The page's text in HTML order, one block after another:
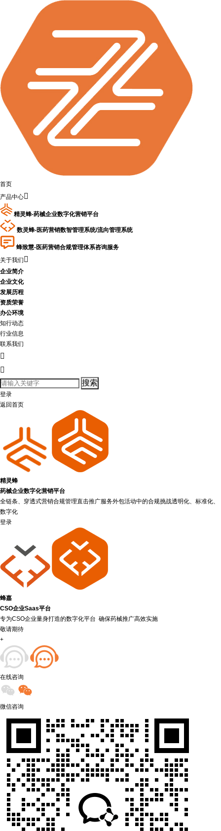
首页
产品中心
精灵蜂-药械企业数字化营销平台
数灵蜂-医药营销数智管理系统/流向管理系统
蜂致慧-医药营销合规管理体系咨询服务
关于我们 
企业简介
企业文化
发展历程
资质荣誉
办公环境
知行动态
行业信息
联系我们


登录
返回首页
精灵蜂
药械企业数字化营销平台
全链条、穿透式营销合规管理直击推广服务外包活动中的合规挑战透明化、标准化、
数字化
登录
蜂嘉
CSO企业Saas平台
专为CSO企业量身打造的数字化平台 确保药械推广高效实施
敬请期待
+
在线咨询
微信咨询